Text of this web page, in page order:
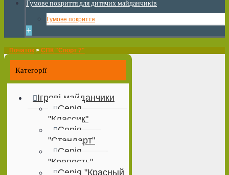
Гумове покриття для дитячих майданчиків
Гумове покриття
+
Початок > СПК "Спорт 7"
Категорії
Ігрові майданчики
Серія
"Классик"
Серія
"Стандарт"
Серія
"Крепость"
Серія "Красный